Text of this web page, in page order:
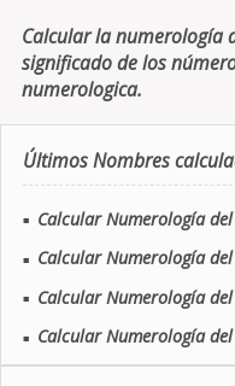
Calcular la numerología
significado de los
numerologica.
Últimos Nombres
■ Calcular Numerología
■ Calcular Numerología
■ Calcular Numerología
■ Calcular Numerología